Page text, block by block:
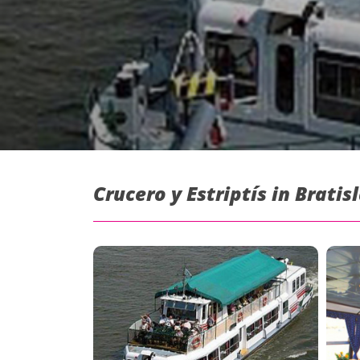
Crucero y Estriptís in